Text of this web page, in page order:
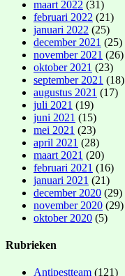
maart 2022 (31)
februari 2022 (21)
januari 2022 (25)
december 2021 (25)
november 2021 (26)
oktober 2021 (23)
september 2021 (18)
augustus 2021 (17)
juli 2021 (19)
juni 2021 (15)
mei 2021 (23)
april 2021 (28)
maart 2021 (20)
februari 2021 (16)
januari 2021 (21)
december 2020 (29)
november 2020 (29)
oktober 2020 (5)
Rubrieken
Antipestteam (121)